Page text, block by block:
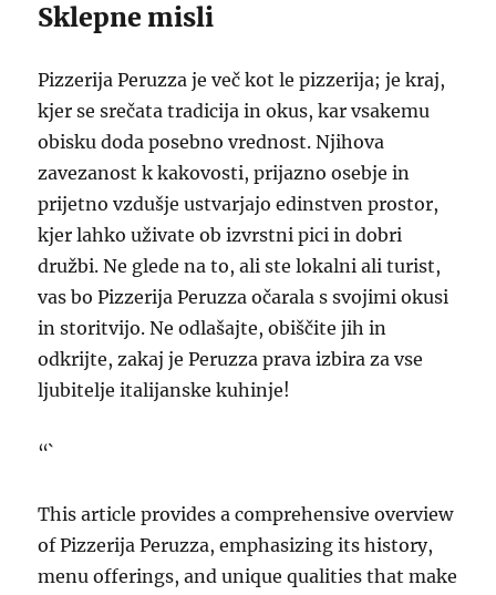
Sklepne misli
Pizzerija Peruzza je več kot le pizzerija; je kraj,
kjer se srečata tradicija in okus, kar vsakemu
obisku doda posebno vrednost. Njihova
zavezanost k kakovosti, prijazno osebje in
prijetno vzdušje ustvarjajo edinstven prostor,
kjer lahko uživate ob izvrstni pici in dobri
družbi. Ne glede na to, ali ste lokalni ali turist,
vas bo Pizzerija Peruzza očarala s svojimi okusi
in storitvijo. Ne odlašajte, obiščite jih in
odkrijte, zakaj je Peruzza prava izbira za vse
ljubitelje italijanske kuhinje!
“`
This article provides a comprehensive overview
of Pizzerija Peruzza, emphasizing its history,
menu offerings, and unique qualities that make